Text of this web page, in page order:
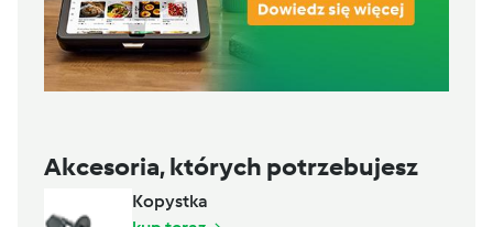
Akcesoria, których potrzebujesz
Kopystka